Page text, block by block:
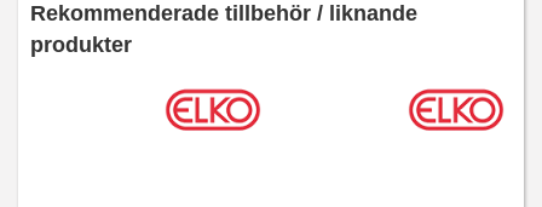
Rekommenderade tillbehör / liknande
produkter